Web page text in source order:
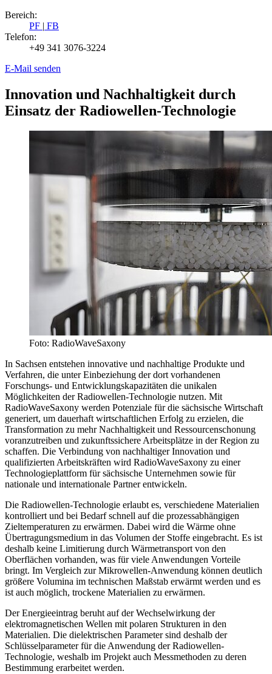
Bereich:
PF | FB
Telefon:
+49 341 3076-3224
E-Mail senden
Innovation und Nachhaltigkeit durch
Einsatz der Radiowellen-Technologie
Foto: RadioWaveSaxony
In Sachsen entstehen innovative und nachhaltige Produkte und
Verfahren, die unter Einbeziehung der dort vorhandenen
Forschungs- und Entwicklungskapazitäten die unikalen
Möglichkeiten der Radiowellen-Technologie nutzen. Mit
RadioWaveSaxony werden Potenziale für die sächsische Wirtschaft
generiert, um dauerhaft wirtschaftlichen Erfolg zu erzielen, die
Transformation zu mehr Nachhaltigkeit und Ressourcenschonung
voranzutreiben und zukunftssichere Arbeitsplätze in der Region zu
schaffen. Die Verbindung von nachhaltiger Innovation und
qualifizierten Arbeitskräften wird RadioWaveSaxony zu einer
Technologieplattform für sächsische Unternehmen sowie für
nationale und internationale Partner entwickeln.
Die Radiowellen-Technologie erlaubt es, verschiedene Materialien
kontrolliert und bei Bedarf schnell auf die prozessabhängigen
Zieltemperaturen zu erwärmen. Dabei wird die Wärme ohne
Übertragungsmedium in das Volumen der Stoffe eingebracht. Es ist
deshalb keine Limitierung durch Wärmetransport von den
Oberflächen vorhanden, was für viele Anwendungen Vorteile
bringt. Im Vergleich zur Mikrowellen-Anwendung können deutlich
größere Volumina im technischen Maßstab erwärmt werden und es
ist auch möglich, trockene Materialien zu erwärmen.
Der Energieeintrag beruht auf der Wechselwirkung der
elektromagnetischen Wellen mit polaren Strukturen in den
Materialien. Die dielektrischen Parameter sind deshalb der
Schlüsselparameter für die Anwendung der Radiowellen-
Technologie, weshalb im Projekt auch Messmethoden zu deren
Bestimmung erarbeitet werden.